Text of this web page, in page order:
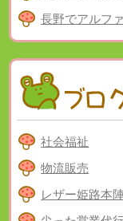
長野でアルフ
社会福祉
物流販売
レザー姫路本